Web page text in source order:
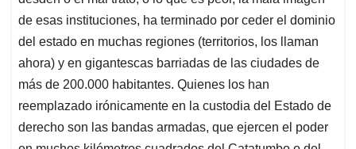
de esas instituciones, ha terminado por ceder el dominio
del estado en muchas regiones (territorios, los llaman
ahora) y en gigantescas barriadas de las ciudades de
más de 200.000 habitantes. Quienes los han
reemplazado irónicamente en la custodia del Estado de
derecho son las bandas armadas, que ejercen el poder